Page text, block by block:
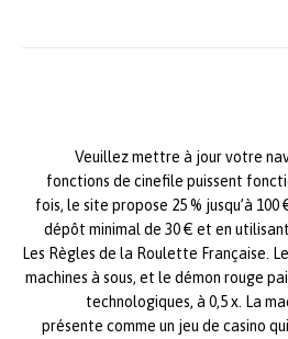
Veuillez mettre à jour votre
fonctions de cinefile puissent
fois, le site propose 25 % jusqu’à
dépôt minimal de 30 € et en utilisant
Les Règles de la Roulette Française.
machines à sous, et le démon rouge
technologiques, à 0,5 x. La
présente comme un jeu de casino